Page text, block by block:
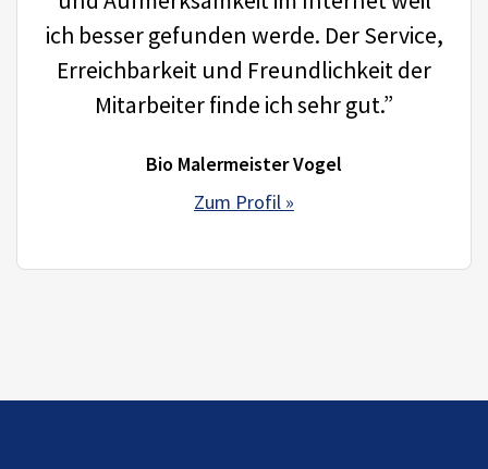
ich besser gefunden werde. Der Service,
Erreichbarkeit und Freundlichkeit der
Mitarbeiter finde ich sehr gut.”
Bio Malermeister Vogel
Zum Profil »